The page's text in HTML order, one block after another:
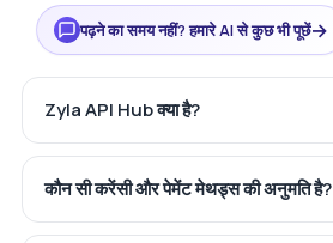
पढ़ने का समय नहीं? हमारे AI से कुछ भी पूछें→
Zyla API Hub क्या है?
कौन सी करेंसी और पेमेंट मेथड्स की अनुमति है?